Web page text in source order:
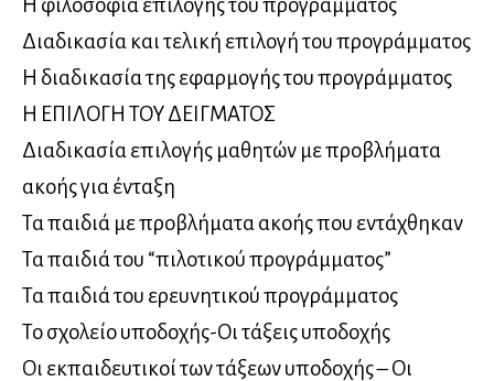
Διαδικασία και τελική επιλογή του προγράμματος
Η διαδικασία της εφαρμογής του προγράμματος
Η ΕΠΙΛΟΓΗ ΤΟΥ ΔΕΙΓΜΑΤΟΣ
Διαδικασία επιλογής μαθητών με προβλήματα
ακοής για ένταξη
Τα παιδιά με προβλήματα ακοής που εντάχθηκαν
Τα παιδιά του “πιλοτικού προγράμματος”
Τα παιδιά του ερευνητικού προγράμματος
Το σχολείο υποδοχής-Οι τάξεις υποδοχής
Οι εκπαιδευτικοί των τάξεων υποδοχής – Οι